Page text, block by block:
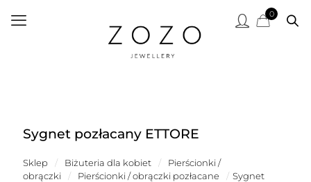
0
Sygnet pozłacany ETTORE
Sklep / Biżuteria dla kobiet /
Pierścionki /
obrączki
/ Pierścionki / obrączki pozłacane / Sygnet